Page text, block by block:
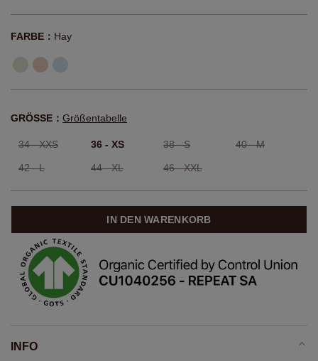
FARBE： Hay
GRÖSSE： Größentabelle
34 - XXS 36 - XS 38 - S 40 - M
42 - L 44 - XL 46 - XXL
IN DEN WARENKORB
INFO